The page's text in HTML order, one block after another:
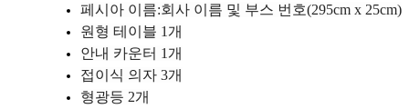
페시아 이름:회사 이름 및 부스 번호(295cm x 25cm)
원형 테이블 1개
안내 카운터 1개
접이식 의자 3개
형광등 2개